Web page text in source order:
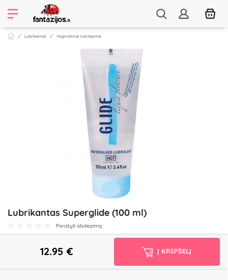
Lubrikantai Vaginaliniai lubrikantai
Lubrikantas Superglide (100 ml)
Parašyti atsiliepimą
12.95 € Į KREPŠELĮ